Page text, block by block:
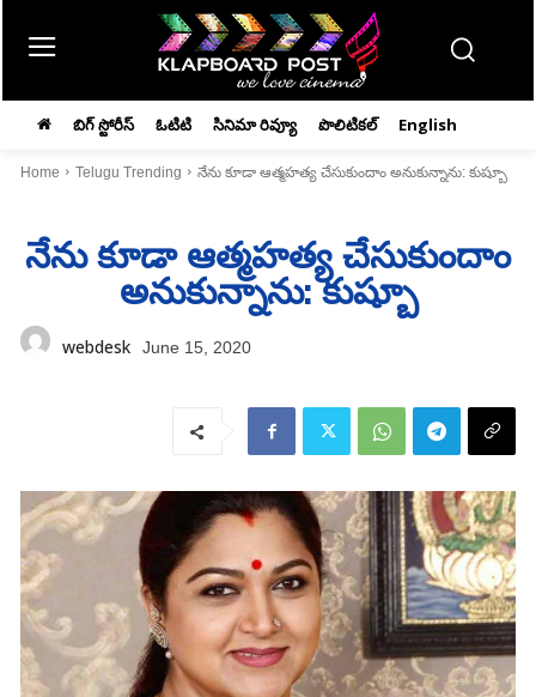
బిగ్ స్టోరీస్ ఓటిటి సినిమా రివ్యూ పొలిటికల్ English
Home Telugu Trending నేను కూడా ఆత్మహత్య చేసుకుందాం అనుకున్నాను: కుష్బూ
నేను కూడా ఆత్మహత్య చేసుకుందాం
అనుకున్నాను: కుష్బూ
webdesk June 15, 2020